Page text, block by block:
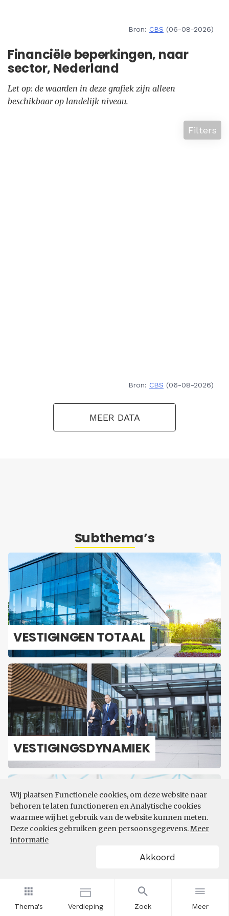
Thema's Verdieping Zoek Meer
Wij plaatsen Functionele cookies, om deze website naar
behoren te laten functioneren en Analytische cookies
waarmee wij het gebruik van de website kunnen meten.
Deze cookies gebruiken geen persoonsgegevens.Meer
informatie
Akkoord
Bron: CBS (06-08-2026)
Financiële beperkingen, naar
sector, Nederland
Let op: de waarden in deze grafiek zijn alleen
beschikbaar op landelijk niveau.
Filters
Bron: CBS (06-08-2026)
MEER DATA
Subthema’s
VES­TI­GIN­GEN TO­TAAL
VES­TI­GINGS­DY­NA­MIEK